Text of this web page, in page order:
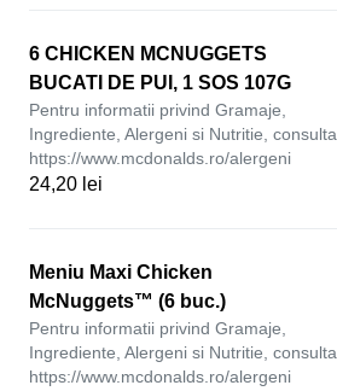
6 CHICKEN MCNUGGETS
BUCATI DE PUI, 1 SOS 107G
Pentru informatii privind Gramaje,
Ingrediente, Alergeni si Nutritie, consulta
https://www.mcdonalds.ro/alergeni
24,20 lei
Meniu Maxi Chicken
McNuggets™ (6 buc.)
Pentru informatii privind Gramaje,
Ingrediente, Alergeni si Nutritie, consulta
https://www.mcdonalds.ro/alergeni